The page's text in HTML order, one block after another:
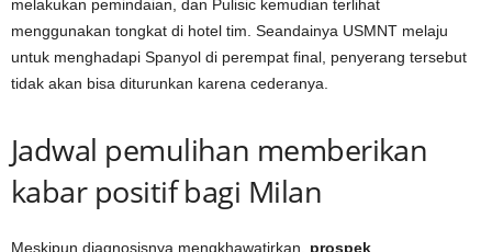
melakukan pemindaian, dan Pulisic kemudian terlihat
menggunakan tongkat di hotel tim. Seandainya USMNT melaju
untuk menghadapi Spanyol di perempat final, penyerang tersebut
tidak akan bisa diturunkan karena cederanya.
Jadwal pemulihan memberikan
kabar positif bagi Milan
Meskipun diagnosisnya mengkhawatirkan, prospek